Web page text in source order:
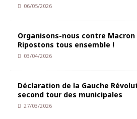
06/05/2026
Organisons-nous contre
Ripostons tous ensemble !
03/04/2026
Déclaration de la Gauche
second tour des municipales
27/03/2026